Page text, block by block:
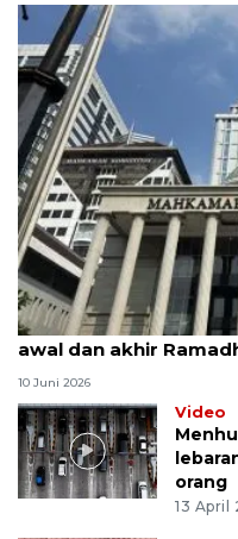
MK uji materi UU
awal dan akhir
10 Juni 2026
Video
orang
13 April